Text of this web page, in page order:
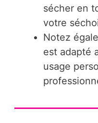
sécher en
votre
Notez
est adapté
usage